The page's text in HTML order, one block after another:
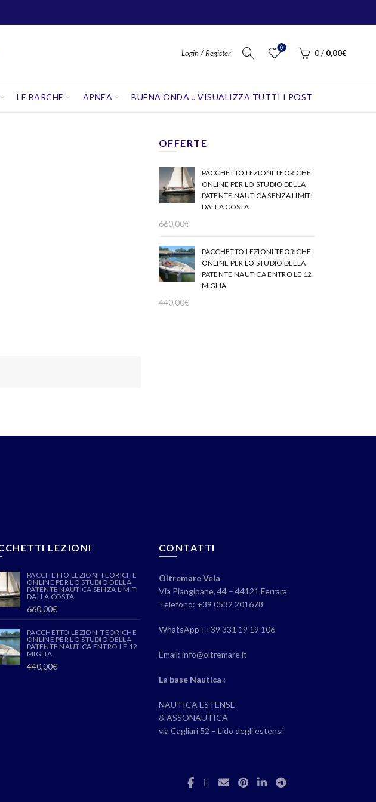
Login / Register
0
0 / 0,00€
LE BARCHE APNEA BUENA ONDA .. VISUALIZZA TUTTI I POST
OFFERTE
PACCHETTO LEZIONI TEORICHE
ONLINE PER LO STUDIO DELLA
PATENTE NAUTICA SENZA LIMITI
DALLA COSTA
660,00€
PACCHETTO LEZIONI TEORICHE
ONLINE PER LO STUDIO DELLA
PATENTE NAUTICA ENTRO LE 12
MIGLIA
440,00€
LEZIONI
PACCHETTO LEZIONI TEORICHE
ONLINE PER LO STUDIO DELLA
PATENTE NAUTICA SENZA LIMITI
DALLA COSTA
660,00€
PACCHETTO LEZIONI TEORICHE
ONLINE PER LO STUDIO DELLA
PATENTE NAUTICA ENTRO LE 12
MIGLIA
440,00€
CONTATTI
Oltremare Vela
Via Piangipane, 44 – 44121 Ferrara
Telefono: +39 0532 201678
WhatsApp : +39 331 19 19 106
Email: info@oltremare.it
La base Nautica :
NAUTICA ESTENSE
& ASSONAUTICA
via Cagliari 52 – Lido degli estensi